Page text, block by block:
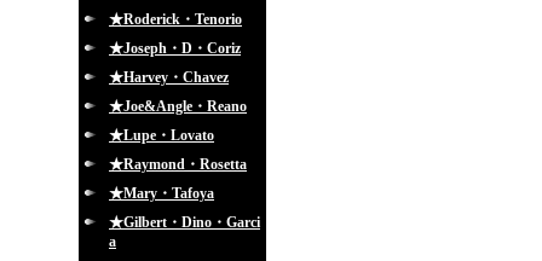
★Roderick・Tenorio
★Joseph・D・Coriz
★Harvey・Chavez
★Joe&Angle・Reano
★Lupe・Lovato
★Raymond・Rosetta
★Mary・Tafoya
★Gilbert・Dino・Garci
a